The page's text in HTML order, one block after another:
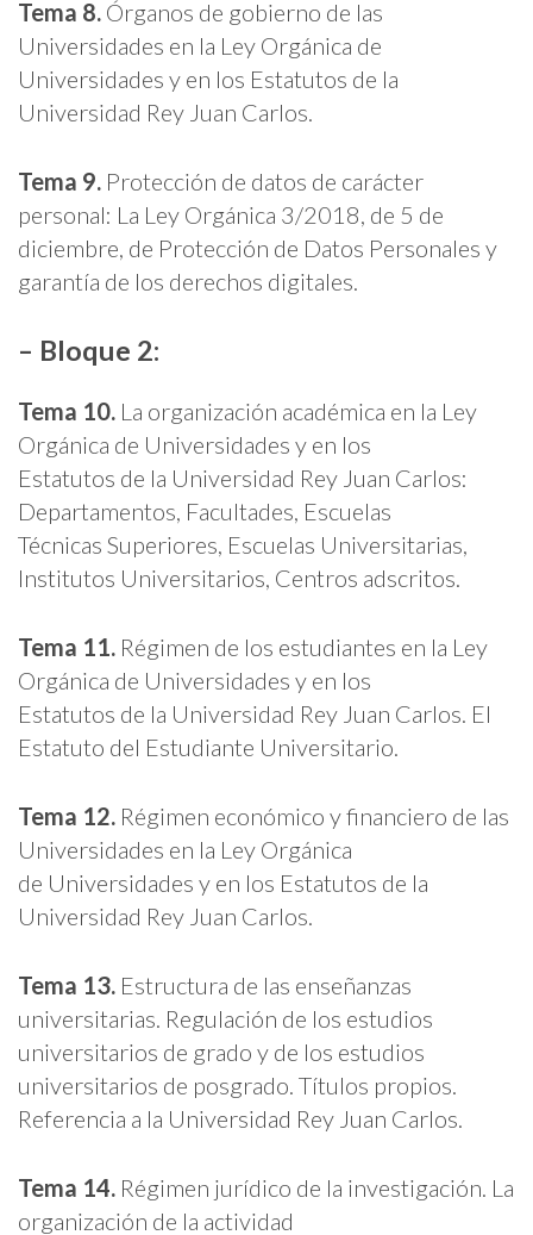
Tema 8. Órganos de gobierno de las
Universidades en la Ley Orgánica de
Universidades y en los Estatutos de la
Universidad Rey Juan Carlos.
Tema 9. Protección de datos de carácter
personal: La Ley Orgánica 3/2018, de 5 de
diciembre, de Protección de Datos Personales y
garantía de los derechos digitales.
– Bloque 2:
Tema 10. La organización académica en la Ley
Orgánica de Universidades y en los
Estatutos de la Universidad Rey Juan Carlos:
Departamentos, Facultades, Escuelas
Técnicas Superiores, Escuelas Universitarias,
Institutos Universitarios, Centros adscritos.
Tema 11. Régimen de los estudiantes en la Ley
Orgánica de Universidades y en los
Estatutos de la Universidad Rey Juan Carlos. El
Estatuto del Estudiante Universitario.
Tema 12. Régimen económico y financiero de las
Universidades en la Ley Orgánica
de Universidades y en los Estatutos de la
Universidad Rey Juan Carlos.
Tema 13. Estructura de las enseñanzas
universitarias. Regulación de los estudios
universitarios de grado y de los estudios
universitarios de posgrado. Títulos propios.
Referencia a la Universidad Rey Juan Carlos.
Tema 14. Régimen jurídico de la investigación. La
organización de la actividad